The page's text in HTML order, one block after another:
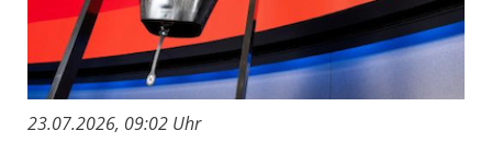
23.07.2026, 09:02 Uhr